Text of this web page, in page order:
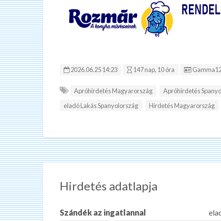
2026.06.25 14:23 147 nap, 10 óra Hirdetés
Apróhirdetés Magyarország Apróhirdetés
eladó Lakás Spanyolország
Hirdetés Magyarország
Hirdetés adatlapja
Szándék az ingatlannal